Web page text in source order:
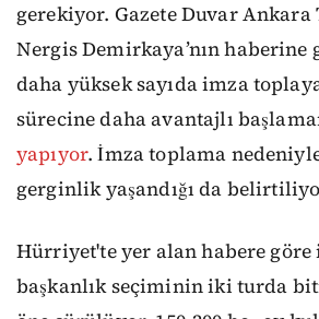
gerekiyor. Gazete Duvar Ankara
Nergis Demirkaya’nın
daha yüksek sayıda imza
sürecine daha avantajlı
yapıyor. İmza toplama
gerginlik yaşandığı da
Hürriyet'te yer alan habere göre
başkanlık seçiminin iki turda